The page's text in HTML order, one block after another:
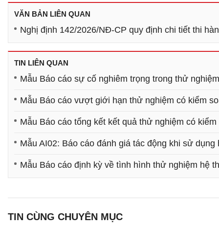
VĂN BẢN LIÊN QUAN
Nghị định 142/2026/NĐ-CP quy định chi tiết thi
TIN LIÊN QUAN
Mẫu Báo cáo sự cố nghiêm trọng trong thử
Mẫu Báo cáo vượt giới hạn thử nghiệm có kiểm
Mẫu Báo cáo tổng kết kết quả thử nghiệm có
Mẫu AI02: Báo cáo đánh giá tác động khi sử
Mẫu Báo cáo định kỳ về tình hình thử nghiệm hệ
TIN CÙNG CHUYÊN MỤC